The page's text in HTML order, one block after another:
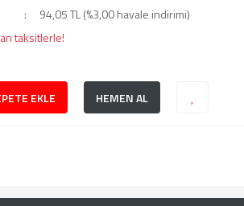
94,05 TL (%3,00 havale indirimi)
taksitlerle!
EKLE
HEMEN AL